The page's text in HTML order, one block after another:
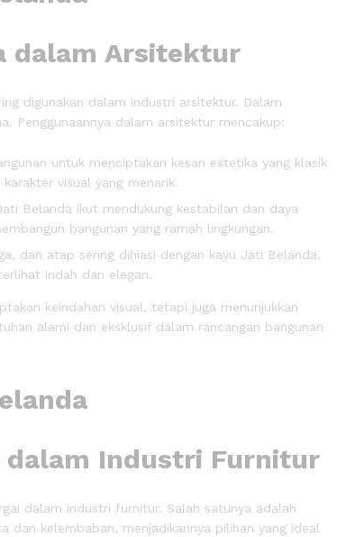
dalam Arsitektur
digunakan dalam industri arsitektur. Dalam
Penggunaannya dalam arsitektur mencakup:
untuk menciptakan kesan estetika yang klasik
visual yang menarik.
Belanda ikut mendukung kestabilan dan daya
bangunan yang ramah lingkungan.
dan atap sering dihiasi dengan kayu Jati Belanda.
indah dan elegan.
keindahan visual, tetapi juga menunjukkan
alami dan eksklusif dalam rancangan bangunan
dalam Industri Furnitur
dalam industri furnitur. Salah satunya adalah
dan kelembaban, menjadikannya pilihan yang ideal